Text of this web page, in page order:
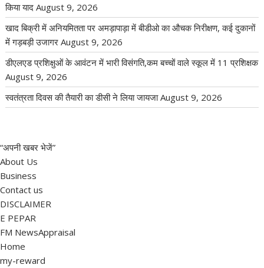
किया याद August 9, 2026
खाद बिक्री में अनियमितता पर अमड़ापाड़ा में बीडीओ का औचक निरीक्षण, कई दुकानों
में गड़बड़ी उजागर August 9, 2026
डीएलएड प्रशिक्षुओं के आवंटन में भारी विसंगति,कम बच्चों वाले स्कूल में 11 प्रशिक्षक
August 9, 2026
स्वतंत्रता दिवस की तैयारी का डीसी ने लिया जायजा August 9, 2026
“अपनी खबर भेजें”
About Us
Business
Contact us
DISCLAIMER
E PEPAR
FM NewsAppraisal
Home
my-reward